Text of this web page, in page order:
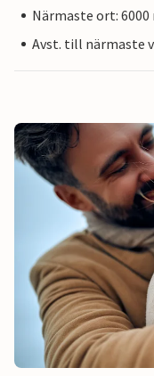
Närmaste ort: 6000
Avst. till närmaste